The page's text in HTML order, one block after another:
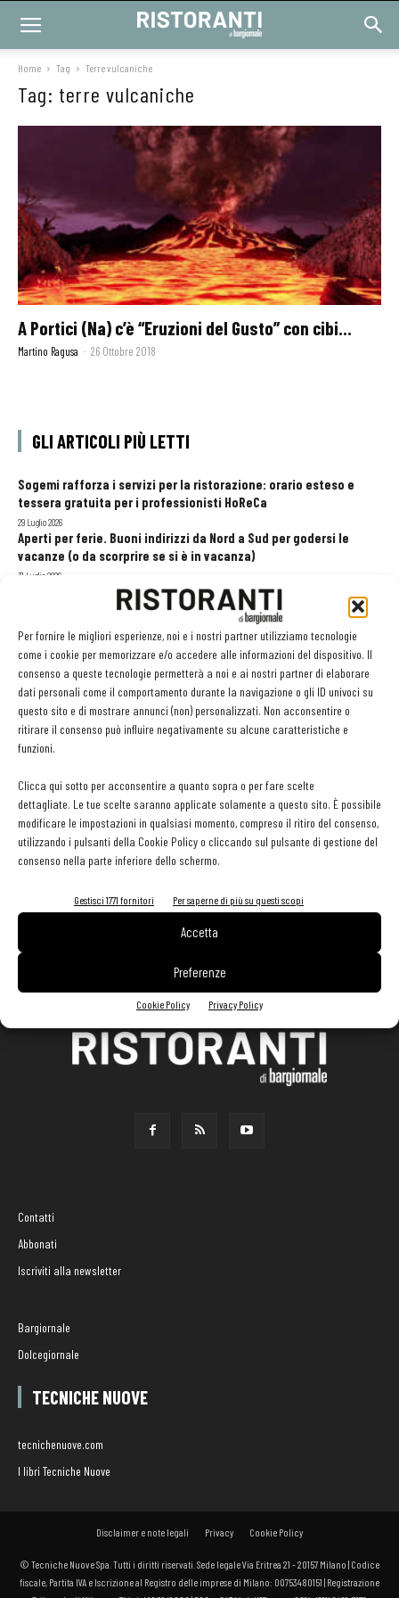
Per fornire le migliori esperienze, noi e i nostri partner utilizziamo tecnologie
come i cookie per memorizzare e/o accedere alle informazioni del dispositivo. Il
consenso a queste tecnologie permetterà a noi e ai nostri partner di elaborare
dati personali come il comportamento durante la navigazione o gli ID univoci su
questo sito e di mostrare annunci (non) personalizzati. Non acconsentire o
ritirare il consenso può influire negativamente su alcune caratteristiche e
funzioni.
Clicca qui sotto per acconsentire a quanto sopra o per fare scelte
dettagliate. Le tue scelte saranno applicate solamente a questo sito. È possibile
modificare le impostazioni in qualsiasi momento, compreso il ritiro del consenso,
utilizzando i pulsanti della Cookie Policy o cliccando sul pulsante di gestione del
consenso nella parte inferiore dello schermo.
Gestisci 1771 fornitori Per saperne di più su questi scopi
Accetta
Preferenze
Cookie Policy Privacy Policy
Home Tag Terre vulcaniche
Tag: terre vulcaniche
A Portici (Na) c’è “Eruzioni del Gusto” con cibi...
Martino Ragusa - 26 Ottobre 2018
GLI ARTICOLI PIÙ LETTI
Sogemi rafforza i servizi per la ristorazione: orario esteso e
tessera gratuita per i professionisti HoReCa
29 Luglio 2026
Aperti per ferie. Buoni indirizzi da Nord a Sud per godersi le
vacanze (o da scorprire se si è in vacanza)
31 Luglio 2026
Recensioni online, Fipe e le associazioni del turismo chiedono
modifiche alle Linee Guida dell’Antitrust
20 Luglio 2026
EDICOLA WEB
Contatti
Abbonati
Iscriviti alla newsletter
Bargiornale
Dolcegiornale
TECNICHE NUOVE
tecnichenuove.com
I libri Tecniche Nuove
Disclaimer e note legali Privacy Cookie Policy
© Tecniche Nuove Spa. Tutti i diritti riservati. Sede legale Via Eritrea 21 - 20157 Milano | Codice
fiscale, Partita IVA e Iscrizione al Registro delle imprese di Milano: 00753480151 | Registrazione